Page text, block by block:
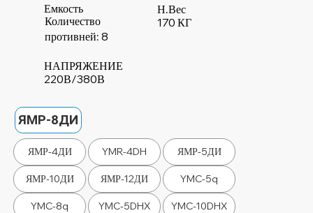
220В/380В
НАПРЯЖЕНИЕ
170 КГ
Н.Вес
Количество
противней: 8
Емкость
ЯМР-8ДИ
ЯМР-4ДИ YMR-4DH ЯМР-5ДИ
ЯМР-10ДИ ЯМР-12ДИ YMC-5q
YMC-8q YMC-5DHX YMC-10DHX